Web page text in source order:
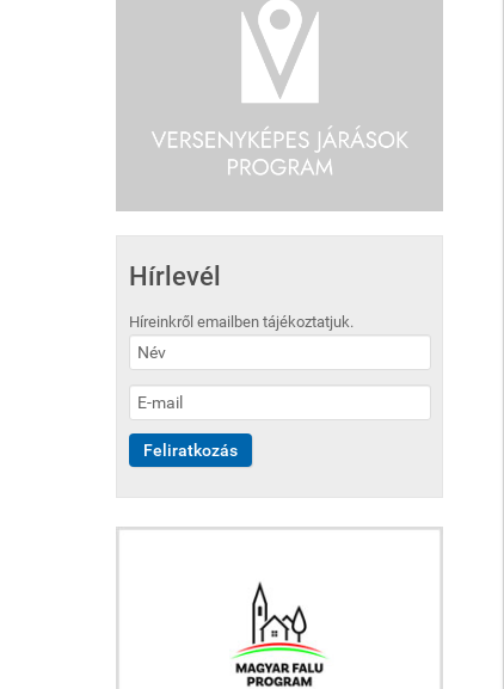
Hírlevél
Híreinkről emailben tájékoztatjuk.